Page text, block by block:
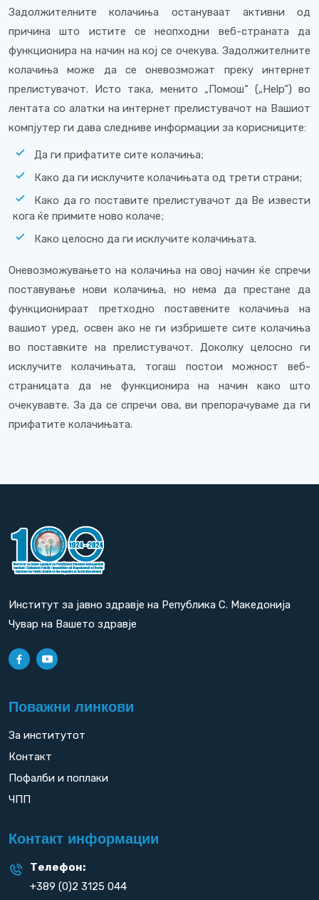
Задолжителните колачиња остануваат активни од
причина што истите се неопходни веб-страната да
функционира на начин на кој се очекува. Задолжителните
колачиња може да се оневозможат преку интернет
прелистувачот. Исто така, менито „Помош“ („Help“) во
лентата со алатки на интернет прелистувачот на Вашиот
компјутер ги дава следниве информации за корисниците:
Да ги прифатите сите колачиња;
Како да ги исклучите колачињата од трети страни;
Како да го поставите прелистувачот да Ве извести
кога ќе примите ново колаче;
Како целосно да ги исклучите колачињата.
Оневозможувањето на колачиња на овој начин ќе спречи
поставување нови колачиња, но нема да престане да
функционираат претходно поставените колачиња на
вашиот уред, освен ако не ги избришете сите колачиња
во поставките на прелистувачот. Доколку целосно ги
исклучите колачињата, тогаш постои можност веб-
страницата да не функционира на начин како што
очекувавте. За да се спречи ова, ви препорачуваме да ги
прифатите колачињата.
Институт за јавно здравје на Република С. Македонија
Чувар на Вашето здравје
Поважни линкови
За институтот
Контакт
Пофалби и поплаки
ЧПП
Контакт информации
Телефон:
+389 (0)2 3125 044